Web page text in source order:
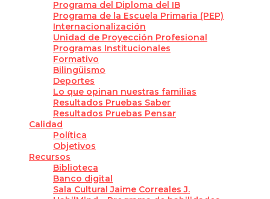
Programa del Diploma del IB
Programa de la Escuela Primaria (PEP)
Internacionalización
Unidad de Proyección Profesional
Programas Institucionales
Formativo
Bilingüismo
Deportes
Lo que opinan nuestras familias
Resultados Pruebas Saber
Resultados Pruebas Pensar
Calidad
Política
Objetivos
Recursos
Biblioteca
Banco digital
Sala Cultural Jaime Correales J.